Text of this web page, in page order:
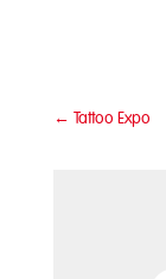
← Tattoo Expo